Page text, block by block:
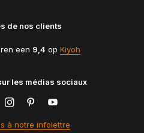
de nos clients
een 9,4 op Kiyoh
les médias sociaux
à notre infolettre